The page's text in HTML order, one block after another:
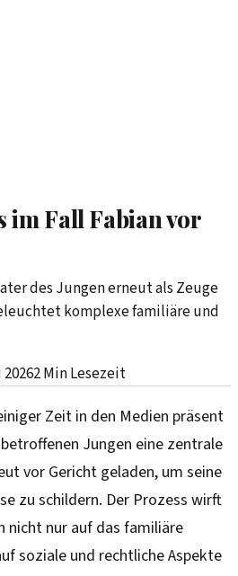
im Fall Fabian vor
des Jungen erneut als Zeuge
komplexe familiäre und
2Min Lesezeit
Zeit in den Medien präsent
Jungen eine zentrale
vor Gericht geladen, um seine
zu schildern. Der Prozess wirft
nicht nur auf das familiäre
soziale und rechtliche Aspekte